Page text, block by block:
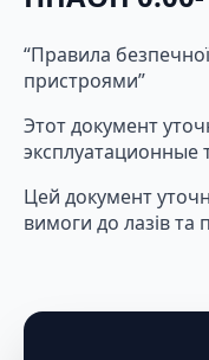
“Правила
пристроями”
Этот документ
эксплуатационные
Цей документ
вимоги до лазів та